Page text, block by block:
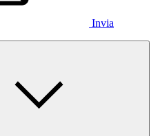
Invia